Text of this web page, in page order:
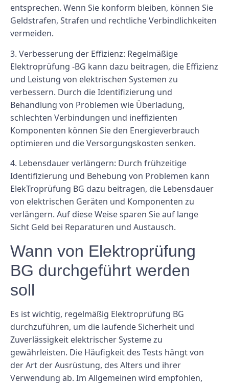
entsprechen. Wenn Sie konform bleiben, können Sie
Geldstrafen, Strafen und rechtliche Verbindlichkeiten
vermeiden.
3. Verbesserung der Effizienz: Regelmäßige
Elektroprüfung -BG kann dazu beitragen, die Effizienz
und Leistung von elektrischen Systemen zu
verbessern. Durch die Identifizierung und
Behandlung von Problemen wie Überladung,
schlechten Verbindungen und ineffizienten
Komponenten können Sie den Energieverbrauch
optimieren und die Versorgungskosten senken.
4. Lebensdauer verlängern: Durch frühzeitige
Identifizierung und Behebung von Problemen kann
ElekTroprüfung BG dazu beitragen, die Lebensdauer
von elektrischen Geräten und Komponenten zu
verlängern. Auf diese Weise sparen Sie auf lange
Sicht Geld bei Reparaturen und Austausch.
Wann von Elektroprüfung
BG durchgeführt werden
soll
Es ist wichtig, regelmäßig Elektroprüfung BG
durchzuführen, um die laufende Sicherheit und
Zuverlässigkeit elektrischer Systeme zu
gewährleisten. Die Häufigkeit des Tests hängt von
der Art der Ausrüstung, des Alters und ihrer
Verwendung ab. Im Allgemeinen wird empfohlen,